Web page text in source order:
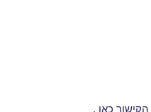
הקישור כאן .